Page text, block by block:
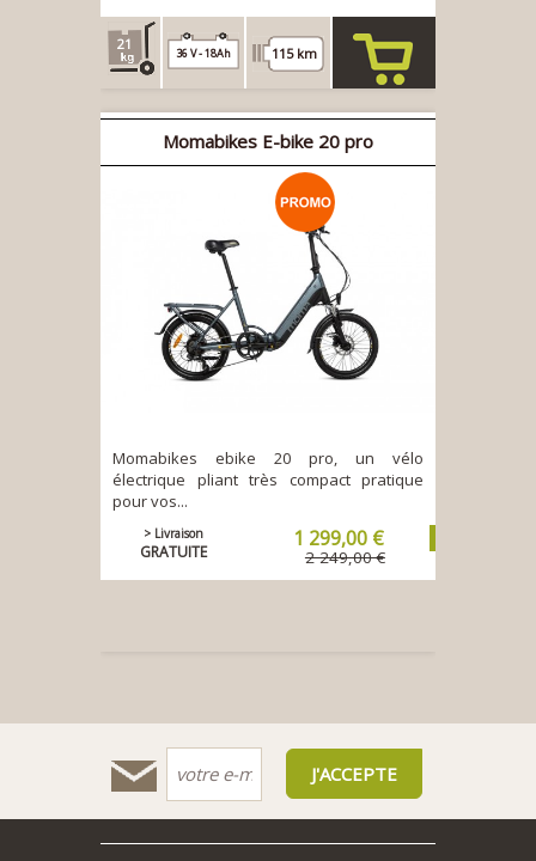
21
36 V - 18Ah 115 km
Acheter
Momabikes E-bike 20 pro
Momabikes ebike 20 pro, un vélo
électrique pliant très compact pratique
pour vos...
> Livraison
GRATUITE
1 299,00 €
2 249,00 €